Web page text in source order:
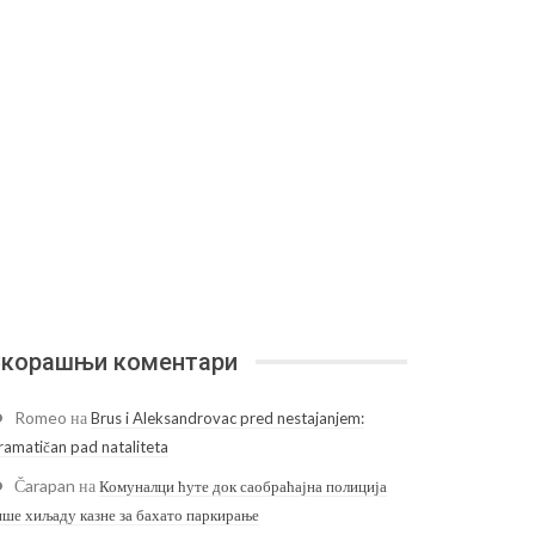
коментари
Romeo наBrus i Aleksandrovac pred nestajanjem:
pad nataliteta
Čarapan наКомуналци ћуте док саобраћајна полиција
хиљаду казне за бахато паркирање